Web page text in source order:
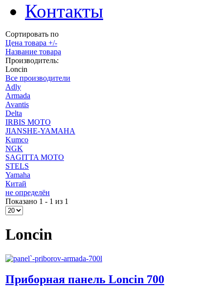
Контакты
Сортировать по
Цена товара +/-
Название товара
Производитель:
Loncin
Все производители
Adly
Armada
Avantis
Delta
IRBIS MOTO
JIANSHE-YAMAHA
Kumco
NGK
SAGITTA MOTO
STELS
Yamaha
Китай
не определён
Показано 1 - 1 из 1
Loncin
Приборная панель Loncin 700